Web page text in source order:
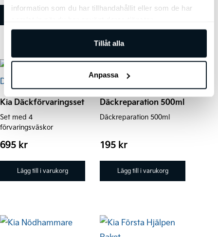
information som du har tillhandahållit eller som de har
Tillåt alla
Anpassa
till
produktsidan
Kia Däckförvaringsset
Set med 4
förvaringsväskor
695 kr
Lägg till i varukorg
Däckreparation 500ml
Däckreparation 500ml
195 kr
Lägg till i varukorg